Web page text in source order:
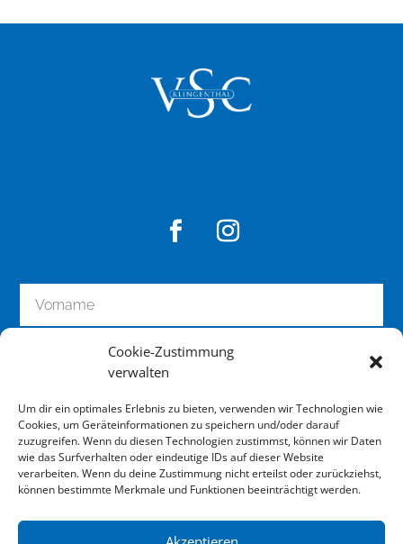
Cookie-Zustimmung
verwalten
Um dir ein optimales Erlebnis zu bieten, verwenden wir Technologien wie
Cookies, um Geräteinformationen zu speichern und/oder darauf
zuzugreifen. Wenn du diesen Technologien zustimmst, können wir Daten
wie das Surfverhalten oder eindeutige IDs auf dieser Website
verarbeiten. Wenn du deine Zustimmung nicht erteilst oder zurückziehst,
können bestimmte Merkmale und Funktionen beeinträchtigt werden.
zum Newsletter anmelden